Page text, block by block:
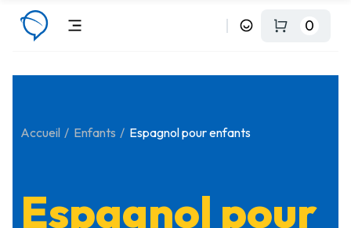
0
Accueil Enfants Espagnol pour enfants
Espagnol pour